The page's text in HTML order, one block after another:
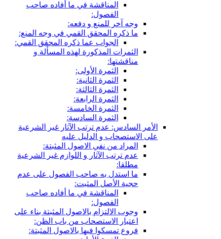
المناقشة في ما أفاده صاحب
الفصول:
وجه آخر للمنع و دفعه:
ما ذكره المحقق القمي في وجه المنع:
الجواب عما ذكره المحقق القمي:
الثمرات المذكورة لهذه المسألة و
مناقشتها:
الثمرة الأولى:
الثمرة الثانية:
الثمرة الثالثة:
الثمرة الرابعة:
الثمرة الخامسة:
الثمرة السادسة:
الأمر السادس: عدم ترتب الآثار غير الشرعية
على الاستصحاب و الدليل عليه
المراد من نفي الاصول المثبتة:
عدم ترتب الآثار و اللوازم غير الشرعية
مطلقا:
ما استدل به صاحب الفصول على عدم
حجية الأصل المثبت:
المناقشة في ما أفاده صاحب
الفصول:
وجوب الالتزام بالاصول المثبتة بناء على
اعتبار الاستصحاب من باب الظن:
فروع تمسكوا فيها بالاصول المثبتة: